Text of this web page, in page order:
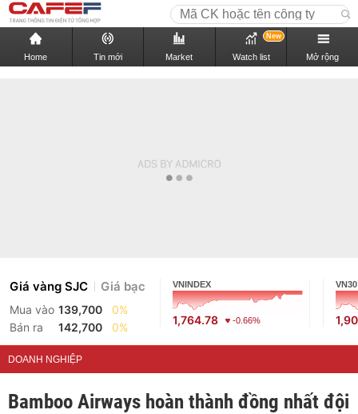
Home Tin mới Market Watch list
New
Mở rộng
Giá vàng SJC Giá bạc
Mua vào 139,700
0%
Bán ra
142,700 0%
VNINDEX
1,764.78 -0.66%
VN30
DOANH NGHIỆP
Bamboo Airways hoàn thành đồng nhất đội